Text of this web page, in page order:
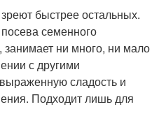
быстрее остальных.
семенного
ни много, ни мало
с другими
сладость и
Подходит лишь для